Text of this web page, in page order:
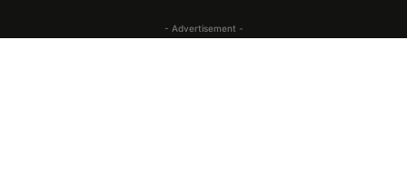
- Advertisement -